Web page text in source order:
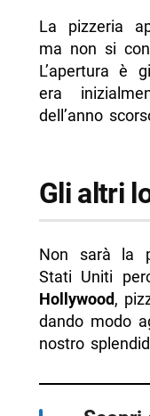
La pizzeria
ma non si
L’apertura è
era
dell’anno
Gli altri
Non sarà la
Stati Uniti
Hollywood,
dando modo
nostro